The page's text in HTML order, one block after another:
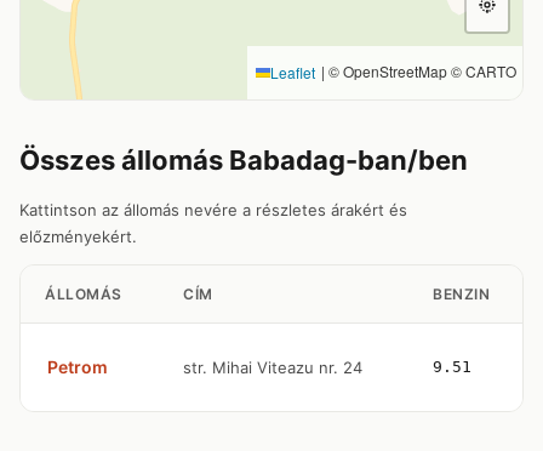
Leaflet | © OpenStreetMap © CARTO
Összes állomás Babadag-ban/ben
Kattintson az állomás nevére a részletes árakért és
előzményekért.
ÁLLOMÁS CÍM BENZIN
Petrom str. Mihai Viteazu nr. 24 9.51